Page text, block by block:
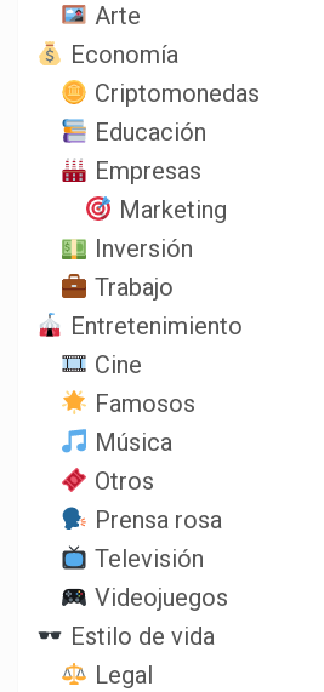
Arte
Economía
Criptomonedas
Educación
Empresas
Marketing
Inversión
Trabajo
Entretenimiento
Cine
Famosos
Música
Otros
Prensa rosa
Televisión
Videojuegos
Estilo de vida
Legal